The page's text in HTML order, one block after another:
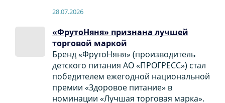
28.07.2026
«ФрутоНяня» признана лучшей
торговой маркой
Бренд «ФрутоНяня» (производитель
детского питания АО «ПРОГРЕСС») стал
победителем ежегодной национальной
премии «Здоровое питание» в
номинации «Лучшая торговая марка».